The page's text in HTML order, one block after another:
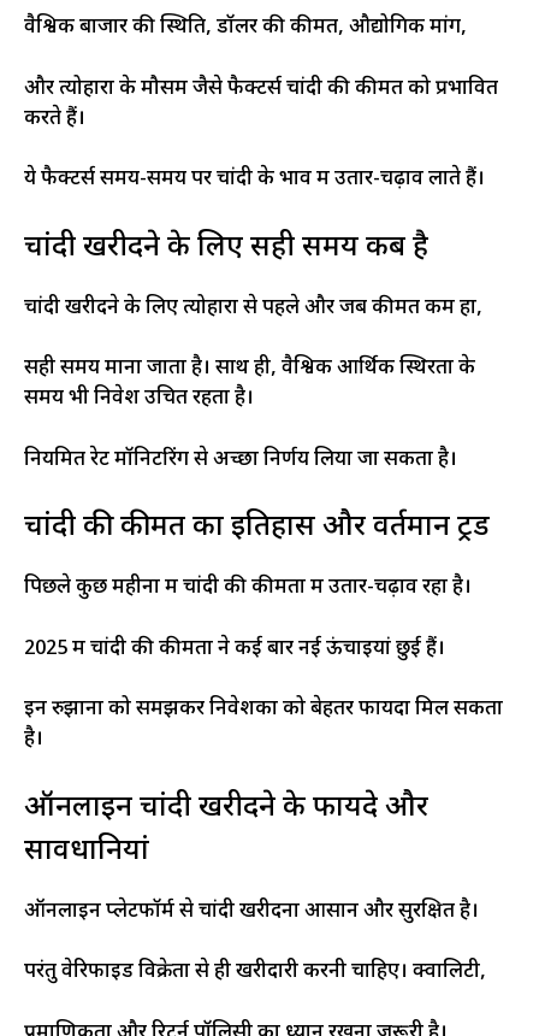
वैश्विक बाजार की स्थिति, डॉलर की कीमत, औद्योगिक मांग,
और त्योहारों के मौसम जैसे फैक्टर्स चांदी की कीमत को प्रभावित
करते हैं।
ये फैक्टर्स समय-समय पर चांदी के भाव में उतार-चढ़ाव लाते हैं।
चांदी खरीदने के लिए सही समय कब है
चांदी खरीदने के लिए त्योहारों से पहले और जब कीमतें कम हों,
सही समय माना जाता है। साथ ही, वैश्विक आर्थिक स्थिरता के
समय भी निवेश उचित रहता है।
नियमित रेट मॉनिटरिंग से अच्छा निर्णय लिया जा सकता है।
चांदी की कीमत का इतिहास और वर्तमान ट्रेंड
पिछले कुछ महीनों में चांदी की कीमतों में उतार-चढ़ाव रहा है।
2025 में चांदी की कीमतों ने कई बार नई ऊंचाइयां छुई हैं।
इन रुझानों को समझकर निवेशकों को बेहतर फायदा मिल सकता
है।
ऑनलाइन चांदी खरीदने के फायदे और
सावधानियां
ऑनलाइन प्लेटफॉर्म से चांदी खरीदना आसान और सुरक्षित है।
परंतु वेरिफाइड विक्रेता से ही खरीदारी करनी चाहिए। क्वालिटी,